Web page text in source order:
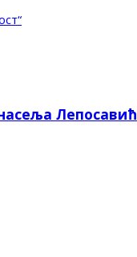
Лепосавић